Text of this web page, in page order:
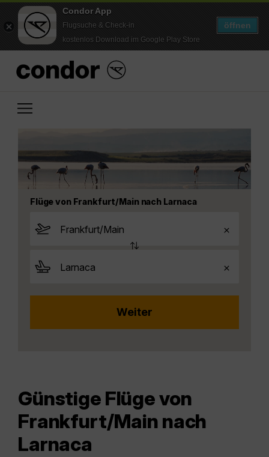
Condor App
Flugsuche & Check-in
kostenlos Download im Google Play Store
öffnen
Flüge von Frankfurt/Main nach Larnaca
Günstige Flüge von
Frankfurt/Main nach
Larnaca